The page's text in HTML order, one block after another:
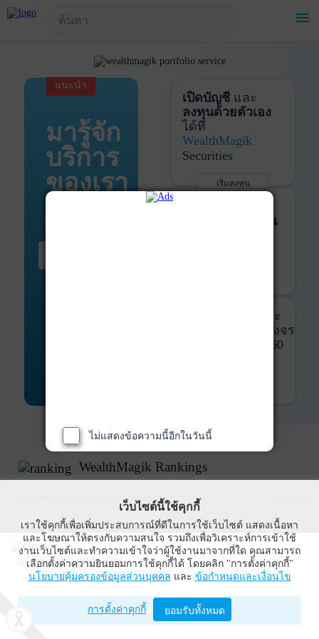
menu
แนะนำ
มารู้จัก
บริการ
ของเรา
เปิดบัญชีและ
ลงทุนด้วยตัวเอง
ได้ที่
WealthMagik
Securities
เริ่มลงทุน
ติดตามการลงทุน
และ
ที่ครบวงจร
360
WealthMagik Rankings
Top Returns
WealthMagik
Wealth Management System Limited
เปิดด้วยแอป WealthMagik
!-- Start Advertise -->
ไม่แสดงข้อความนี้อีกในวันนี้
เว็บไซต์นี้ใช้คุกกี้
เราใช้คุกกี้เพื่อเพิ่มประสบการณ์ที่ดีในการใช้เว็บไซต์ แสดงเนื้อหา
และโฆษณาให้ตรงกับความสนใจ รวมถึงเพื่อวิเคราะห์การเข้าใช้
งานเว็บไซต์และทำความเข้าใจว่าผู้ใช้งานมาจากที่ใด คุณสามารถ
เลือกตั้งค่าความยินยอมการใช้คุกกี้ได้ โดยคลิก "การตั้งค่าคุกกี้"
นโยบายคุ้มครองข้อมูลส่วนบุคคล และ ข้อกำหนดและเงื่อนไข
การตั้งค่าคุกกี้ ยอมรับทั้งหมด